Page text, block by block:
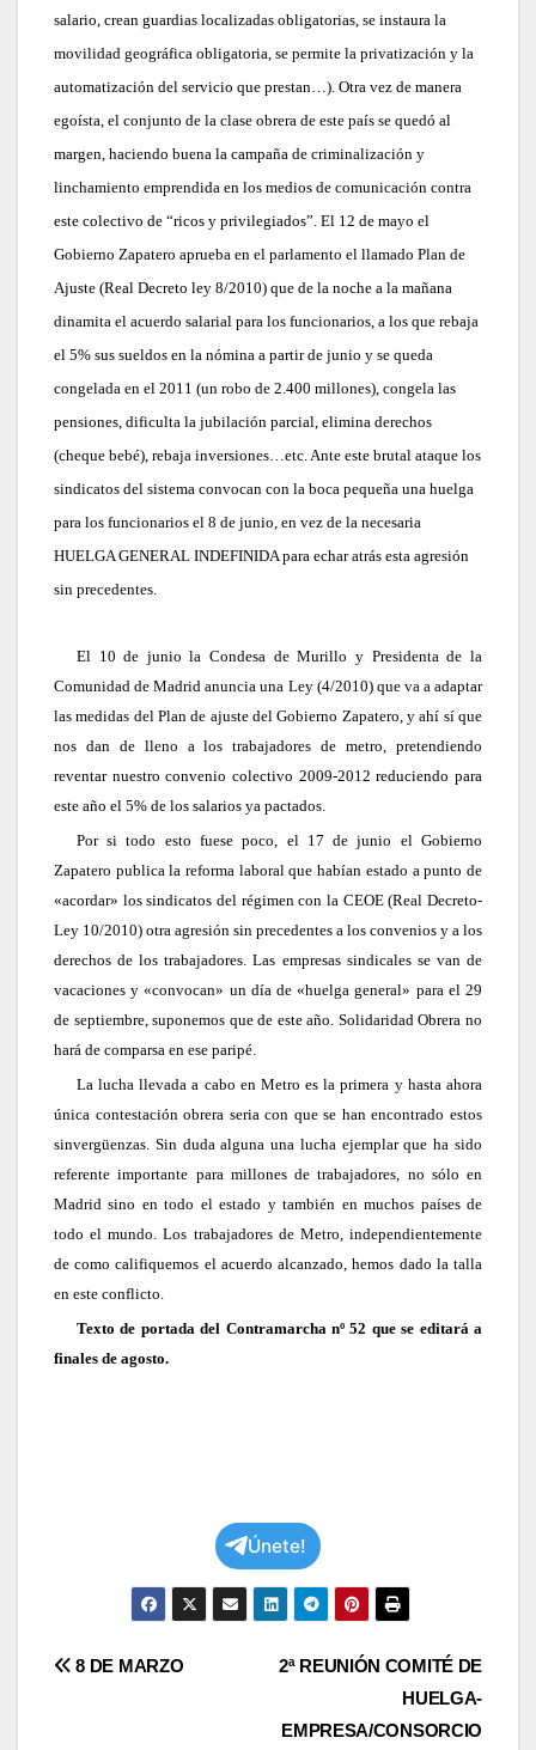
salario, crean guardias localizadas obligatorias, se instaura la
movilidad geográfica obligatoria, se permite la privatización y la
automatización del servicio que prestan…). Otra vez de manera
egoísta, el conjunto de la clase obrera de este país se quedó al
margen, haciendo buena la campaña de criminalización y
linchamiento emprendida en los medios de comunicación contra
este colectivo de “ricos y privilegiados”. El 12 de mayo el
Gobierno Zapatero aprueba en el parlamento el llamado Plan de
Ajuste (Real Decreto ley 8/2010) que de la noche a la mañana
dinamita el acuerdo salarial para los funcionarios, a los que rebaja
el 5% sus sueldos en la nómina a partir de junio y se queda
congelada en el 2011 (un robo de 2.400 millones), congela las
pensiones, dificulta la jubilación parcial, elimina derechos
(cheque bebé), rebaja inversiones…etc. Ante este brutal ataque los
sindicatos del sistema convocan con la boca pequeña una huelga
para los funcionarios el 8 de junio, en vez de la necesaria
HUELGA GENERAL INDEFINIDA para echar atrás esta agresión
sin precedentes.
El 10 de junio la Condesa de Murillo y Presidenta de la
Comunidad de Madrid anuncia una Ley (4/2010) que va a adaptar
las medidas del Plan de ajuste del Gobierno Zapatero, y ahí sí que
nos dan de lleno a los trabajadores de metro, pretendiendo
reventar nuestro convenio colectivo 2009-2012 reduciendo para
este año el 5% de los salarios ya pactados.
Por si todo esto fuese poco, el 17 de junio el Gobierno
Zapatero publica la reforma laboral que habían estado a punto de
«acordar» los sindicatos del régimen con la CEOE (Real Decreto-
Ley 10/2010) otra agresión sin precedentes a los convenios y a los
derechos de los trabajadores. Las empresas sindicales se van de
vacaciones y «convocan» un día de «huelga general» para el 29
de septiembre, suponemos que de este año. Solidaridad Obrera no
hará de comparsa en ese paripé.
La lucha llevada a cabo en Metro es la primera y hasta ahora
única contestación obrera seria con que se han encontrado estos
sinvergüenzas. Sin duda alguna una lucha ejemplar que ha sido
referente importante para millones de trabajadores, no sólo en
Madrid sino en todo el estado y también en muchos países de
todo el mundo. Los trabajadores de Metro, independientemente
de como califiquemos el acuerdo alcanzado, hemos dado la talla
en este conflicto.
Texto de portada del Contramarcha nº 52 que se editará a
finales de agosto.
Únete!
Navegación
2ª REUNIÓN COMITÉ DE
HUELGA-
EMPRESA/CONSORCIO
8 DE MARZO